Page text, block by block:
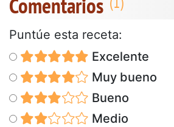
Puntúe esta receta:
Excelente
Muy bueno
Bueno
Medio